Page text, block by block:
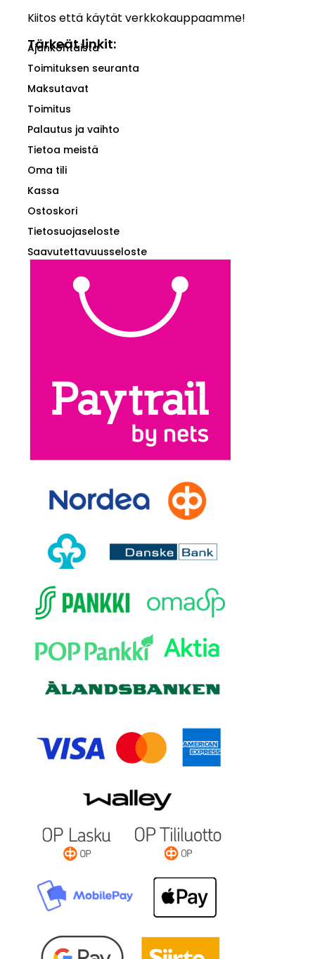
Kiitos että käytät verkkokauppaamme!
Tärkeät linkit:
Ajankohtaista
Toimituksen seuranta
Maksutavat
Toimitus
Palautus ja vaihto
Tietoa meistä
Oma tili
Kassa
Ostoskori
Tietosuojaseloste
Saavutettavuusseloste